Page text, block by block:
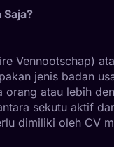
Saja?
Vennootschap)
jenis badan
orang atau lebih
sekutu aktif
dimiliki oleh CV